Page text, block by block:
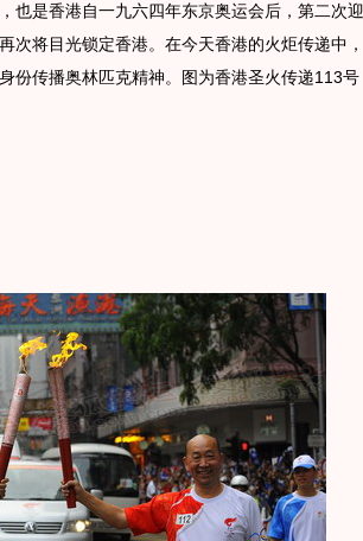
也是香港自一九六四年东京奥运会后，第二次迎
次将目光锁定香港。在今天香港的火炬传递中，
份传播奥林匹克精神。图为香港圣火传递113号